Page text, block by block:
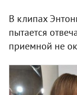
В клипах
пытается
приемной не